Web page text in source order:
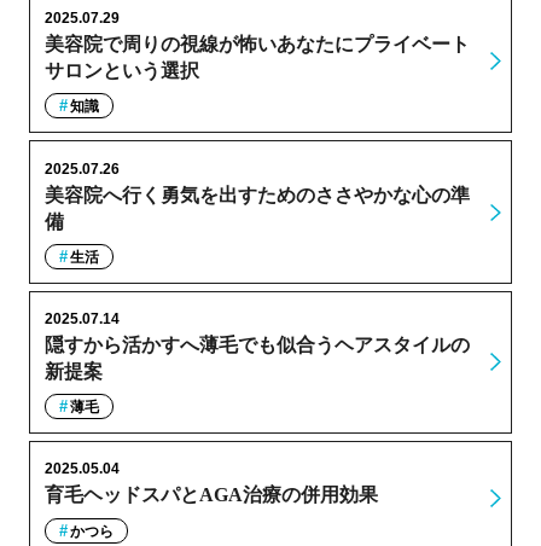
美容院で周りの視線が怖いあなたにプライベート
サロンという選択
2025.07.29
知識
美容院へ行く勇気を出すためのささやかな心の準
備
2025.07.26
生活
隠すから活かすへ薄毛でも似合うヘアスタイルの
新提案
2025.07.14
薄毛
育毛ヘッドスパとAGA治療の併用効果
2025.05.04
かつら